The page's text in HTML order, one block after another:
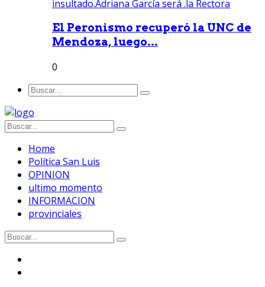
El Peronismo recuperó la UNC de
Mendoza, luego...
0
Home
Política San Luis
OPINION
ultimo momento
INFORMACION
provinciales